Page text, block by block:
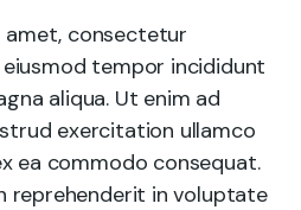
consectetur
tempor incididunt
aliqua. Ut enim ad
exercitation ullamco
ea commodo consequat.
reprehenderit in voluptate